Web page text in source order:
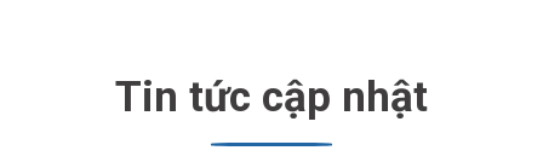
Tin tức cập nhật